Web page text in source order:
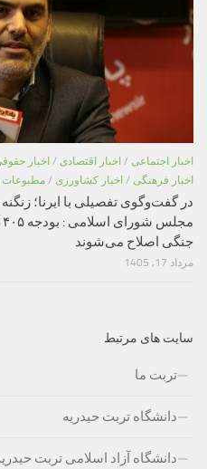
اخبار اجتماعی / اخبار اقتصادی / اخبار
اخبار فرهنگی / اخبار کشاورزی / مطبوعات
در گفت‌وگوی تفصیلی با ایرنا؛
جنگی اصلاح می‌شوند
مرداد 17, 1405
سایت های مرتبط
تربت ما
دانشگاه تربت حیدریه
دانشگاه آزاد اسلامی تربت